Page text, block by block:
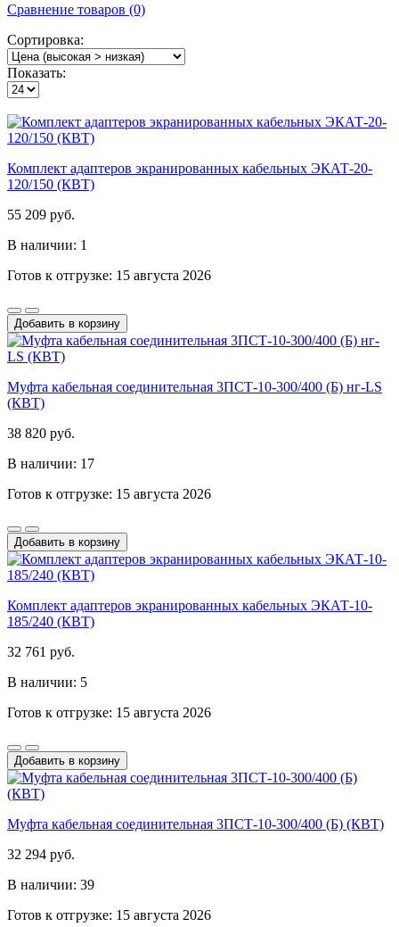
Сравнение товаров (0)
Сортировка:
Показать:
Комплект адаптеров экранированных кабельных ЭКАТ-20-
120/150 (КВТ)
55 209 руб.
В наличии: 1
Готов к отгрузке: 15 августа 2026
Добавить в корзину
Муфта кабельная соединительная 3ПСТ-10-300/400 (Б) нг-LS
(КВТ)
38 820 руб.
В наличии: 17
Готов к отгрузке: 15 августа 2026
Добавить в корзину
Комплект адаптеров экранированных кабельных ЭКАТ-10-
185/240 (КВТ)
32 761 руб.
В наличии: 5
Готов к отгрузке: 15 августа 2026
Добавить в корзину
Муфта кабельная соединительная 3ПСТ-10-300/400 (Б) (КВТ)
32 294 руб.
В наличии: 39
Готов к отгрузке: 15 августа 2026